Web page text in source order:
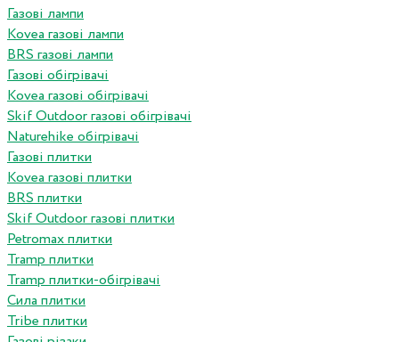
Газові лампи
Kovea газові лампи
BRS газові лампи
Газові обігрівачі
Kovea газові обігрівачі
Skif Outdoor газові обігрівачі
Naturehike обігрівачі
Газові плитки
Kovea газові плитки
BRS плитки
Skif Outdoor газові плитки
Petromax плитки
Tramp плитки
Tramp плитки-обігрівачі
Сила плитки
Tribe плитки